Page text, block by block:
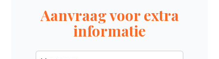
Aanvraag voor extra
informatie